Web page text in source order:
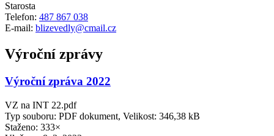
Starosta
Telefon: 487 867 038
E-mail: blizevedly@cmail.cz
Výroční zprávy
Výroční zpráva 2022
VZ na INT 22.pdf
Typ souboru: PDF dokument, Velikost: 346,38 kB
Staženo: 333×